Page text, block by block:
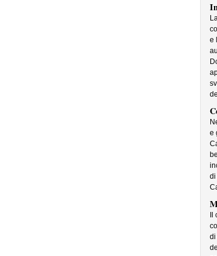
e
e
di
di